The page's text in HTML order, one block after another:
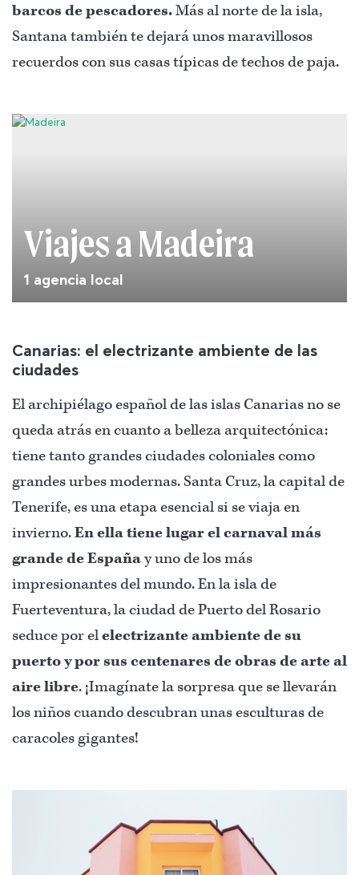
barcos de pescadores.Más al norte de la isla,
Santana también te dejará unos maravillosos
recuerdos con sus casas típicas de techos de paja.
Viajes a Madeira
1 agencia local
Canarias: el electrizante ambiente de las
ciudades
El archipiélago español de las islas Canarias no se
queda atrás en cuanto a belleza arquitectónica:
tiene tanto grandes ciudades coloniales como
grandes urbes modernas. Santa Cruz, la capital de
Tenerife, es una etapa esencial si se viaja en
invierno.En ella tiene lugar el carnaval más
grande de Españay uno de los más
impresionantes del mundo. En la isla de
Fuerteventura, la ciudad de Puerto del Rosario
seduce por elelectrizante ambiente de su
puerto y por sus centenares de obras de arte al
aire libre. ¡Imagínate la sorpresa que se llevarán
los niños cuando descubran unas esculturas de
caracoles gigantes!